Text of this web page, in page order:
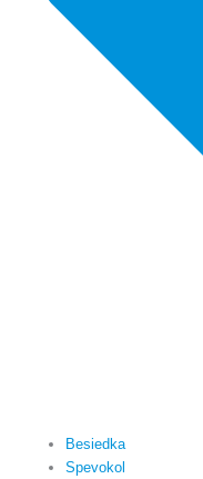
Besiedka
Spevokol